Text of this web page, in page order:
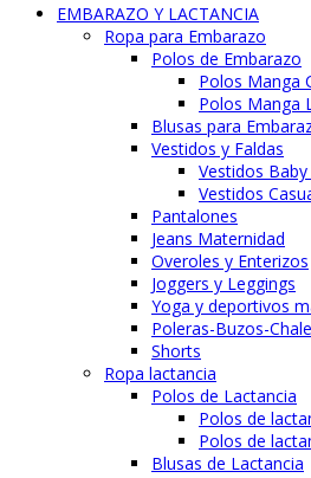
EMBARAZO Y LACTANCIA
Ropa para Embarazo
Polos de Embarazo
Polos Manga
Polos Manga
Blusas para
Vestidos y Faldas
Vestidos
Vestidos
Pantalones
Jeans Maternidad
Overoles y Enterizos
Joggers y Leggings
Yoga y deportivos
Poleras-Buzos-
Shorts
Ropa lactancia
Polos de Lactancia
Polos de
Polos de
Blusas de Lactancia